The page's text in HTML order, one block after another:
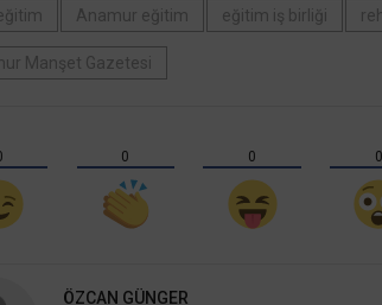
Anamur eğitim eğitim iş birliği
Manşet Gazetesi
0 0 0
ÖZCAN GÜNGER